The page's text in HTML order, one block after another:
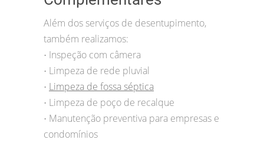
Além dos serviços de desentupimento,
também realizamos:
• Inspeção com câmera
• Limpeza de rede pluvial
• Limpeza de fossa séptica
• Limpeza de poço de recalque
• Manutenção preventiva para empresas e
condomínios